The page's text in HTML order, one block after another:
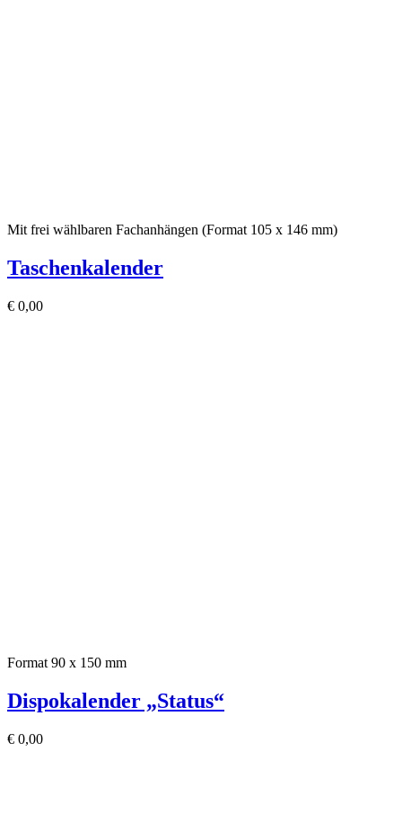
Mit frei wählbaren Fachanhängen (Format 105 x 146 mm)
Taschenkalender
€ 0,00
Format 90 x 150 mm
Dispokalender „Status“
€ 0,00